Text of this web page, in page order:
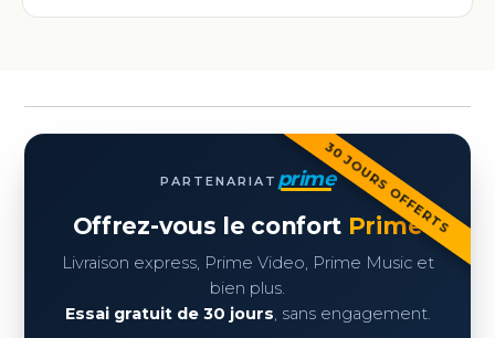
30 JOURS OFFERTS
PARTENARIAT prime
Offrez-vous le confort Prime
Livraison express, Prime Video, Prime Music et
bien plus.
Essai gratuit de 30 jours, sans engagement.